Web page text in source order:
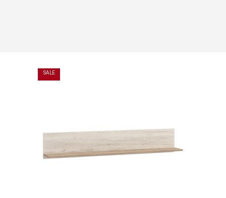
SALE